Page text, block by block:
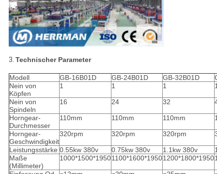
3. Technischer Parameter
Modell GB-16B01D GB-24B01D GB-32B01D
Nein von
Köpfen
1 1 1
Nein von
Spindeln
16 24 32
Horngear-
Durchmesser
110mm 110mm 110mm
Horngear-
Geschwindigkeit
320rpm 320rpm 320rpm
Leistungsstärke 0.55kw 380v 0.75kw 380v 1.1kw 380v
Maße
(Millimeter)
1000*1500*19501100*1600*19501200*1800*1950